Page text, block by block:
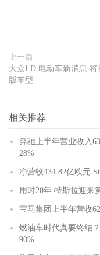
上一篇
大众I.D.电动车新消息 将
版车型
相关推荐
奔驰上半年营业收入
28%
净营收434.82亿欧元
用时20年 特斯拉迎来
宝马集团上半年营收
燃油车时代真要终结
90%